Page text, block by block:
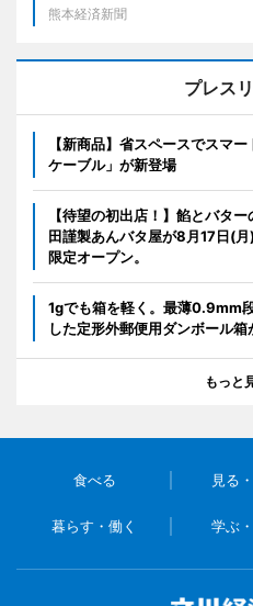
熊本経済新聞
プレス
【新商品】省スペースでスマ
ケーブル」が新登場
【待望の初出店！】餡とバタ
田謹製あんバタ屋が8月17日(
限定オープン。
1gでも箱を軽く。最薄0.9mm
した定形外郵便用ダンボール箱
もっと
食べる 見る
暮らす・働く 学ぶ